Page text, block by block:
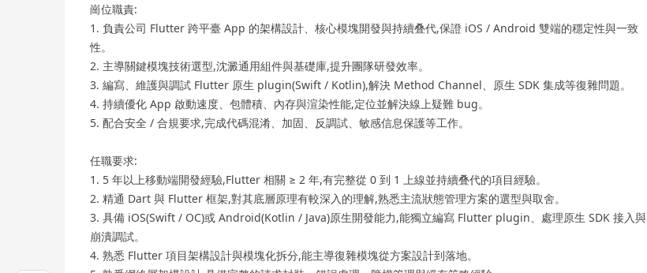
崗位職責:
1. 負責公司 Flutter 跨平臺 App 的架構設計、核心模塊開發與持續叠代,保證 iOS / Android 雙端的穩定性與一致
性。
2. 主導關鍵模塊技術選型,沈澱通用組件與基礎庫,提升團隊研發效率。
3. 編寫、維護與調試 Flutter 原生 plugin(Swift / Kotlin),解決 Method Channel、原生 SDK 集成等復雜問題。
4. 持續優化 App 啟動速度、包體積、內存與渲染性能,定位並解決線上疑難 bug。
5. 配合安全 / 合規要求,完成代碼混淆、加固、反調試、敏感信息保護等工作。
任職要求:
1. 5 年以上移動端開發經驗,Flutter 相關 ≥ 2 年,有完整從 0 到 1 上線並持續叠代的項目經驗。
2. 精通 Dart 與 Flutter 框架,對其底層原理有較深入的理解,熟悉主流狀態管理方案的選型與取舍。
3. 具備 iOS(Swift / OC)或 Android(Kotlin / Java)原生開發能力,能獨立編寫 Flutter plugin、處理原生 SDK 接入與
崩潰調試。
4. 熟悉 Flutter 項目架構設計與模塊化拆分,能主導復雜模塊從方案設計到落地。